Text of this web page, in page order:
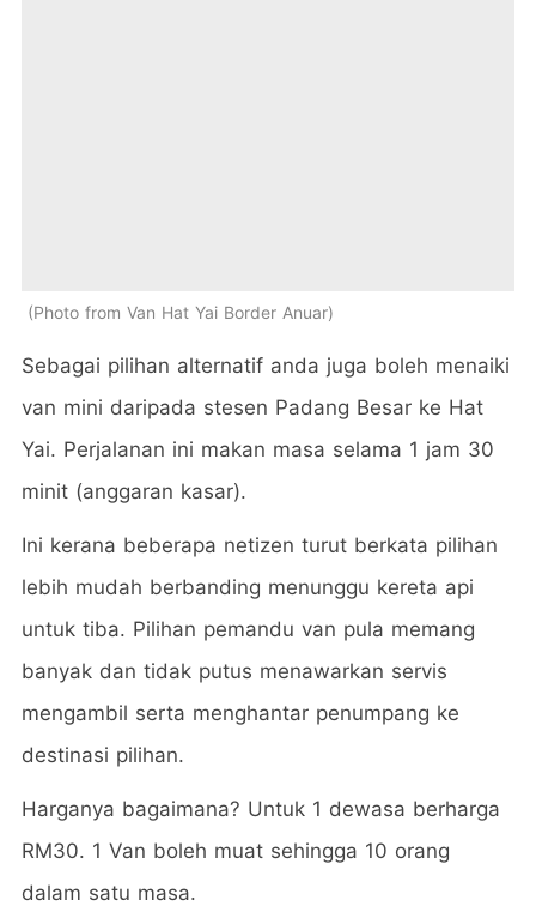
Photo from Van Hat Yai Border Anuar
Sebagai pilihan alternatif anda juga boleh menaiki
van mini daripada stesen Padang Besar ke Hat
Yai. Perjalanan ini makan masa selama 1 jam 30
minit (anggaran kasar).
Ini kerana beberapa netizen turut berkata pilihan
lebih mudah berbanding menunggu kereta api
untuk tiba. Pilihan pemandu van pula memang
banyak dan tidak putus menawarkan servis
mengambil serta menghantar penumpang ke
destinasi pilihan.
Harganya bagaimana? Untuk 1 dewasa berharga
RM30. 1 Van boleh muat sehingga 10 orang
dalam satu masa.